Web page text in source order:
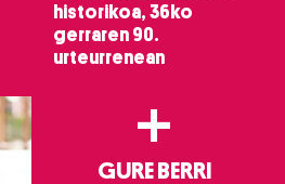
historikoa, 36ko
gerraren 90.
urteurrenean
+
GURE BERRI